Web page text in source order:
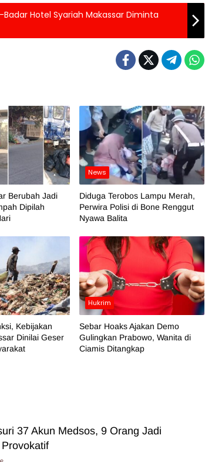
Hotel Syariah Makassar Diminta
Berubah Jadi
Dipilah
News
Diduga Terobos Lampu Merah,
Perwira Polisi di Bone Renggut
Nyawa Balita
Kebijakan
Dinilai Geser
Hukrim
Sebar Hoaks Ajakan Demo
Gulingkan Prabowo, Wanita di
Ciamis Ditangkap
37 Akun Medsos, 9 Orang Jadi